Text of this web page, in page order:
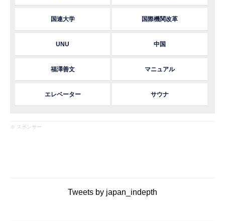
国連大学 国際機関改革
UNU 中国
福澤善文 マニュアル
エレベーター サウナ
※ スポンサー
Tweets by japan_indepth